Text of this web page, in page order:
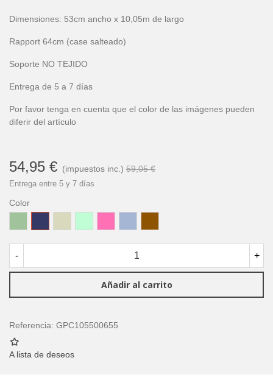
Dimensiones: 53cm ancho x 10,05m de largo
Rapport 64cm (case salteado)
Soporte NO TEJIDO
Entrega de 5 a 7 días
Por favor tenga en cuenta que el color de las imágenes pueden
diferir del artículo
54,95 € (impuestos inc.) 59,05 €
Entrega entre 5 y 7 días
Color
Intenso
Suave
Claro
- +
Añadir al carrito
Referencia: GPC105500655
A lista de deseos